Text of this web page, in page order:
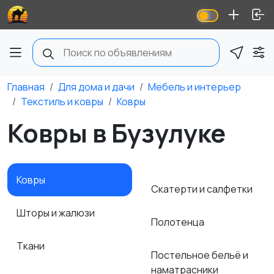
Главная Для дома и дачи
Мебель и интерьер
Текстиль и ковры
Ковры
Ковры в Бузулуке
Ковры
Шторы и жалюзи
Ткани
Скатерти и салфетки
Полотенца
Постельное бельё и
наматрасники